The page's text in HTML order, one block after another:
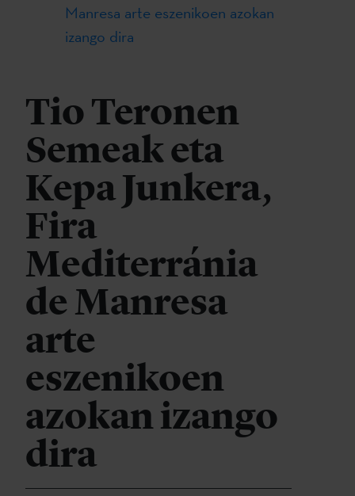
Manresa arte eszenikoen azokan
izango dira
Tio Teronen
Semeak eta
Kepa Junkera,
Fira
Mediterránia
de Manresa
arte
eszenikoen
azokan izango
dira